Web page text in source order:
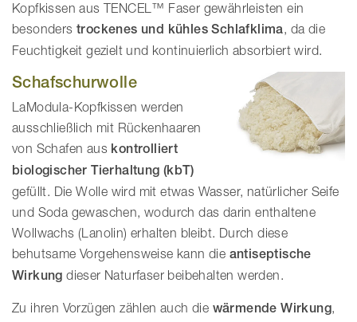
Kopfkissen aus TENCEL™ Faser gewährleisten ein
besonderstrockenes und kühles Schlafklima, da die
Feuchtigkeit gezielt und kontinuierlich absorbiert wird.
Schafschurwolle
LaModula-Kopfkissen werden
ausschließlich mit Rückenhaaren
von Schafen aus kontrolliert
biologischer Tierhaltung (kbT)
gefüllt. Die Wolle wird mit etwas Wasser, natürlicher Seife
und Soda gewaschen, wodurch das darin enthaltene
Wollwachs (Lanolin) erhalten bleibt. Durch diese
behutsame Vorgehensweise kann die antiseptische
Wirkung dieser Naturfaser beibehalten werden.
Zu ihren Vorzügen zählen auch die wärmende Wirkung,